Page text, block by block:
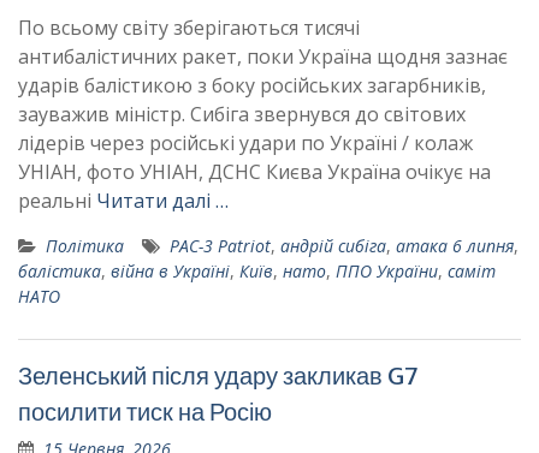
По всьому світу зберігаються тисячі
антибалістичних ракет, поки Україна щодня зазнає
ударів балістикою з боку російських загарбників,
зауважив міністр. Сибіга звернувся до світових
лідерів через російські удари по Україні / колаж
УНІАН, фото УНІАН, ДСНС Києва Україна очікує на
реальні Читати далі …
Політика PAC-3 Patriot, андрій сибіга, атака 6 липня,
балістика, війна в Україні, Київ, нато, ППО України, саміт
НАТО
Зеленський після удару закликав G7
посилити тиск на Росію